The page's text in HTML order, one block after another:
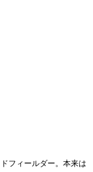
フィールダー。本来は